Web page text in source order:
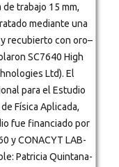
de trabajo 15 mm,
mediante una
recubierto con oro–
SC7640 High
Ltd). El
para el Estudio
Física Aplicada,
fue financiado por
y CONACYT LAB-
Patricia Quintana-